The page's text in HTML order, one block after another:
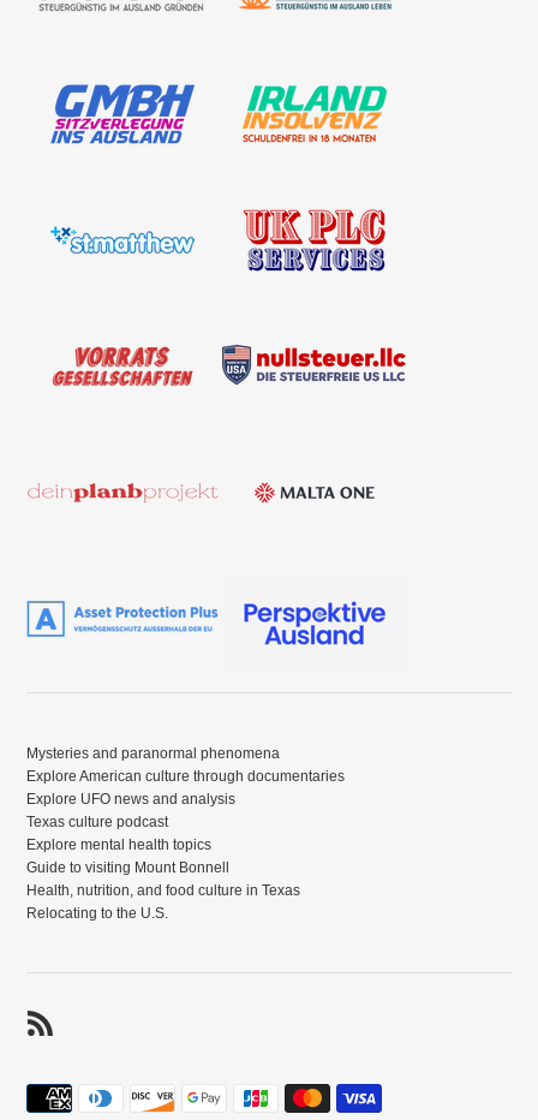
Mysteries and paranormal phenomena
Explore American culture through documentaries
Explore UFO news and analysis
Texas culture podcast
Explore mental health topics
Guide to visiting Mount Bonnell
Health, nutrition, and food culture in Texas
Relocating to the U.S.
Zahlungsmethoden